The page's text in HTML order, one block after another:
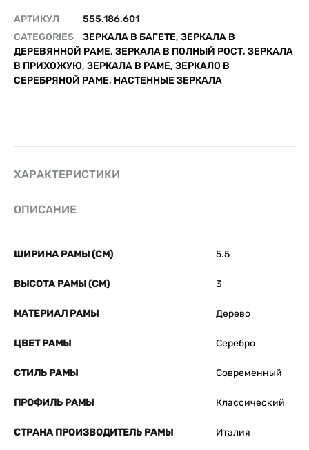
АРТИКУЛ
555.186.601
CATEGORIES
ЗЕРКАЛА В БАГЕТЕ, ЗЕРКАЛА В
ДЕРЕВЯННОЙ РАМЕ, ЗЕРКАЛА В ПОЛНЫЙ РОСТ, ЗЕРКАЛА
В ПРИХОЖУЮ, ЗЕРКАЛА В РАМЕ, ЗЕРКАЛО В
СЕРЕБРЯНОЙ РАМЕ, НАСТЕННЫЕ ЗЕРКАЛА
ХАРАКТЕРИСТИКИ
ОПИСАНИЕ
ШИРИНА РАМЫ (СМ) 5.5
ВЫСОТА РАМЫ (СМ) 3
МАТЕРИАЛ РАМЫ Дерево
ЦВЕТ РАМЫ Серебро
СТИЛЬ РАМЫ Современный
ПРОФИЛЬ РАМЫ Классический
СТРАНА ПРОИЗВОДИТЕЛЬ РАМЫ Италия